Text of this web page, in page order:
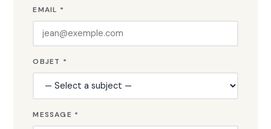
EMAIL *
OBJET *
MESSAGE *